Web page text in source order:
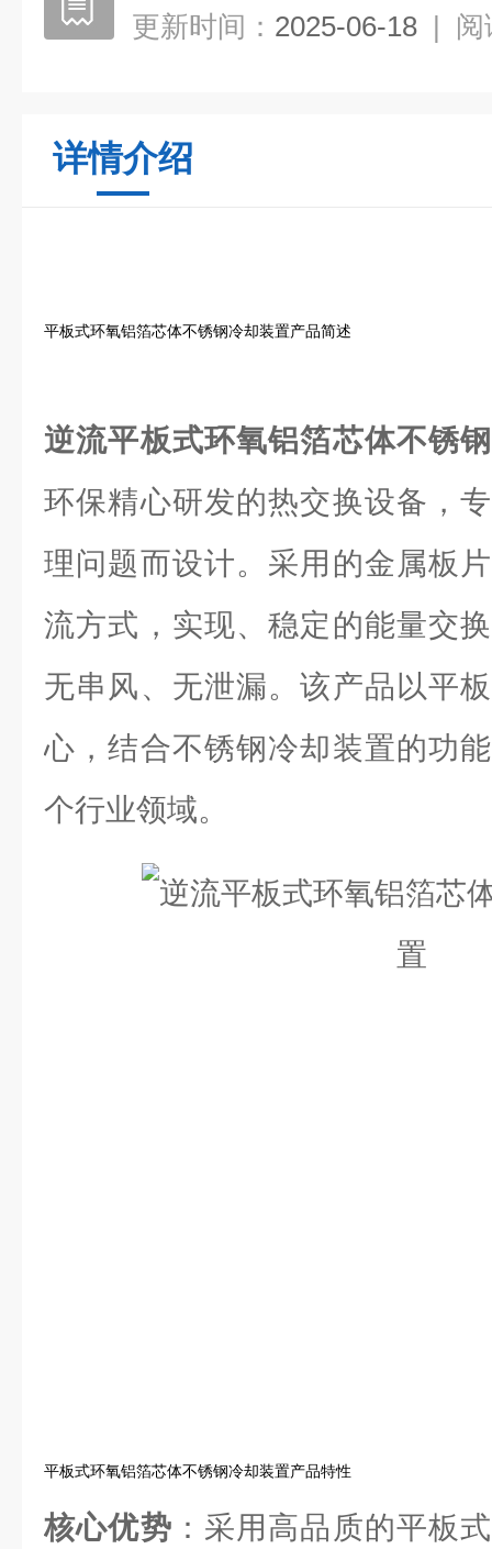
更新时间： 2025-06-18 | 阅
详情介绍
平板式环氧铝箔芯体不锈钢冷却装置产品简述
逆流平板式环氧铝箔芯体不锈
环保精心研发的热交换设备，
理问题而设计。采用的金属板
流方式，实现、稳定的能量交
无串风、无泄漏。该产品以平
心，结合不锈钢冷却装置的功
个行业领域。
平板式环氧铝箔芯体不锈钢冷却装置产品特性
核心优势 ：采用高品质的平板